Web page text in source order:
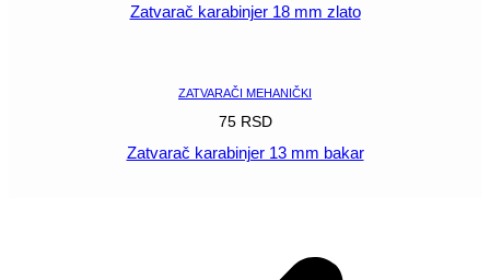
Zatvarač karabinjer 18 mm zlato
ZATVARAČI MEHANIČKI
75 RSD
Zatvarač karabinjer 13 mm bakar